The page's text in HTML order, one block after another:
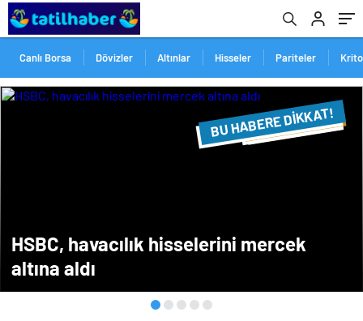
Canlı Borsa Dövizler Altınlar Hisseler Pariteler
HSBC, havacılık hisselerini mercek
altına aldı
SON DAKİKA
FLAŞ FLAŞ...
BU HABERE DİKKAT!